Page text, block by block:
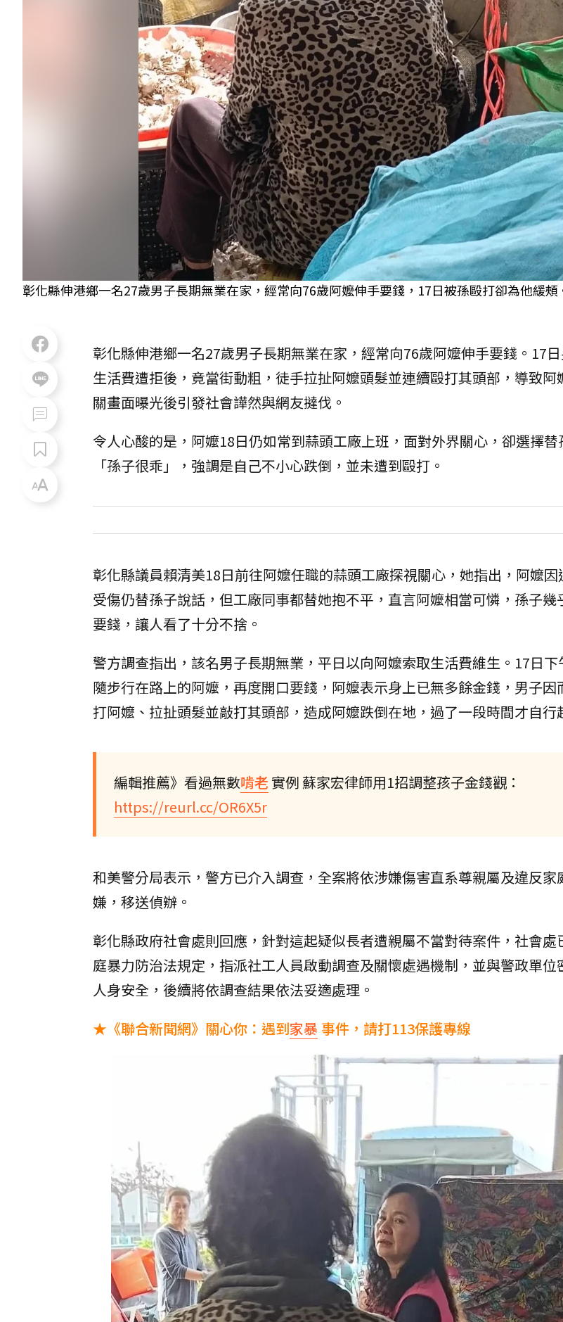
彰化縣伸港鄉一名27歲男子長期無業在家，經常向76歲阿嬤伸手要錢，17日被孫毆打卻為他緩頰
彰化縣伸港鄉一名27歲男子長期無業在家，經常向76歲阿嬤伸手要錢。17
生活費遭拒後，竟當街動粗，徒手拉扯阿嬤頭髮並連續毆打其頭部，導致阿
關畫面曝光後引發社會譁然與網友撻伐。
令人心酸的是，阿嬤18日仍如常到蒜頭工廠上班，面對外界關心，卻選擇
「孫子很乖」，強調是自己不小心跌倒，並未遭到毆打。
彰化縣議員賴清美18日前往阿嬤任職的蒜頭工廠探視關心，她指出，阿嬤
受傷仍替孫子說話，但工廠同事都替她抱不平，直言阿嬤相當可憐，孫子幾
要錢，讓人看了十分不捨。
警方調查指出，該名男子長期無業，平日以向阿嬤索取生活費維生。17日
隨步行在路上的阿嬤，再度開口要錢，阿嬤表示身上已無多餘金錢，男子因
打阿嬤、拉扯頭髮並敲打其頭部，造成阿嬤跌倒在地，過了一段時間才自行
編輯推薦》看過無數啃老 實例 蘇家宏律師用1招調整孩子金錢觀：
https://reurl.cc/OR6X5r
和美警分局表示，警方已介入調查，全案將依涉嫌傷害直系尊親屬及違反家
嫌，移送偵辦。
彰化縣政府社會處則回應，針對這起疑似長者遭親屬不當對待案件，社會處
庭暴力防治法規定，指派社工人員啟動調查及關懷處遇機制，並與警政單位
人身安全，後續將依調查結果依法妥適處理。
★《聯合新聞網》關心你：遇到家暴 事件，請打113保護專線